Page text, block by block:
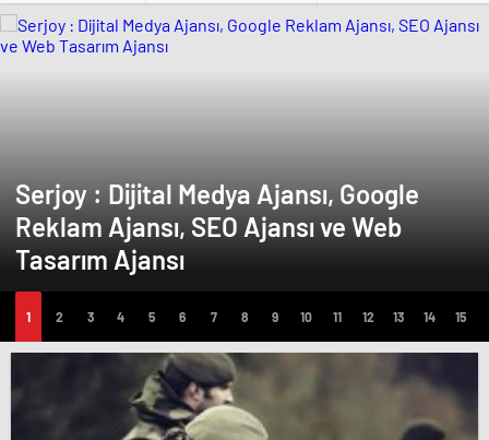
Serjoy : Dijital Medya Ajansı, Google
Reklam Ajansı, SEO Ajansı ve Web
Tasarım Ajansı